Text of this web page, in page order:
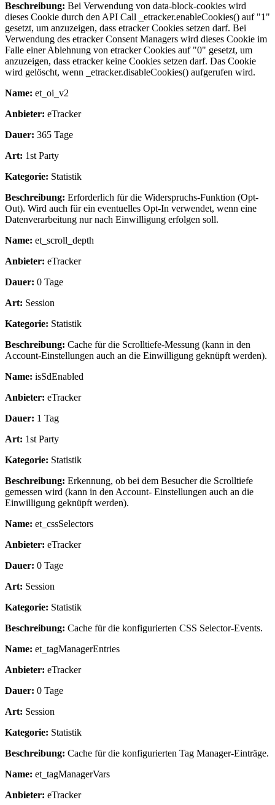
Beschreibung: Bei Verwendung von data-block-cookies wird
dieses Cookie durch den API Call _etracker.enableCookies() auf "1"
gesetzt, um anzuzeigen, dass etracker Cookies setzen darf. Bei
Verwendung des etracker Consent Managers wird dieses Cookie im
Falle einer Ablehnung von etracker Cookies auf "0" gesetzt, um
anzuzeigen, dass etracker keine Cookies setzen darf. Das Cookie
wird gelöscht, wenn _etracker.disableCookies() aufgerufen wird.
Name: et_oi_v2
Anbieter: eTracker
Dauer: 365 Tage
Art: 1st Party
Kategorie: Statistik
Beschreibung: Erforderlich für die Widerspruchs-Funktion (Opt-
Out). Wird auch für ein eventuelles Opt-In verwendet, wenn eine
Datenverarbeitung nur nach Einwilligung erfolgen soll.
Name: et_scroll_depth
Anbieter: eTracker
Dauer: 0 Tage
Art: Session
Kategorie: Statistik
Beschreibung: Cache für die Scrolltiefe-Messung (kann in den
Account-Einstellungen auch an die Einwilligung geknüpft werden).
Name: isSdEnabled
Anbieter: eTracker
Dauer: 1 Tag
Art: 1st Party
Kategorie: Statistik
Beschreibung: Erkennung, ob bei dem Besucher die Scrolltiefe
gemessen wird (kann in den Account- Einstellungen auch an die
Einwilligung geknüpft werden).
Name: et_cssSelectors
Anbieter: eTracker
Dauer: 0 Tage
Art: Session
Kategorie: Statistik
Beschreibung: Cache für die konfigurierten CSS Selector-Events.
Name: et_tagManagerEntries
Anbieter: eTracker
Dauer: 0 Tage
Art: Session
Kategorie: Statistik
Beschreibung: Cache für die konfigurierten Tag Manager-Einträge.
Name: et_tagManagerVars
Anbieter: eTracker